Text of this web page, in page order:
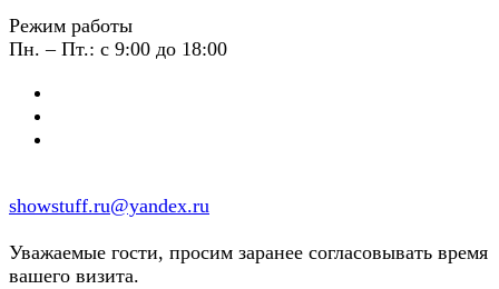
Режим работы
Пн. – Пт.: с 9:00 до 18:00
showstuff.ru@yandex.ru
Уважаемые гости, просим заранее согласовывать время
вашего визита.